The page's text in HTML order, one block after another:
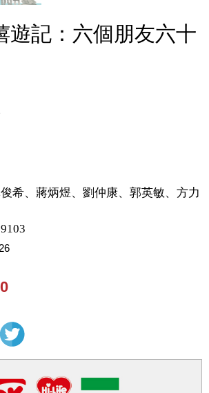
遊記：六個朋友六十
希、蔣炳煜、劉仲康、郭英敏、方力